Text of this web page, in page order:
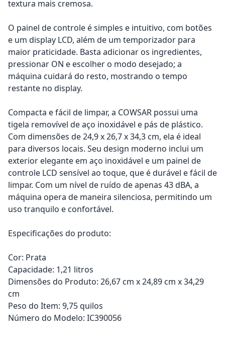
textura mais cremosa.
O painel de controle é simples e intuitivo, com botões
e um display LCD, além de um temporizador para
maior praticidade. Basta adicionar os ingredientes,
pressionar ON e escolher o modo desejado; a
máquina cuidará do resto, mostrando o tempo
restante no display.
Compacta e fácil de limpar, a COWSAR possui uma
tigela removível de aço inoxidável e pás de plástico.
Com dimensões de 24,9 x 26,7 x 34,3 cm, ela é ideal
para diversos locais. Seu design moderno inclui um
exterior elegante em aço inoxidável e um painel de
controle LCD sensível ao toque, que é durável e fácil de
limpar. Com um nível de ruído de apenas 43 dBA, a
máquina opera de maneira silenciosa, permitindo um
uso tranquilo e confortável.
Especificações do produto:
Cor: Prata
Capacidade: 1,21 litros
Dimensões do Produto: 26,67 cm x 24,89 cm x 34,29
cm
Peso do Item: 9,75 quilos
Número do Modelo: IC390056